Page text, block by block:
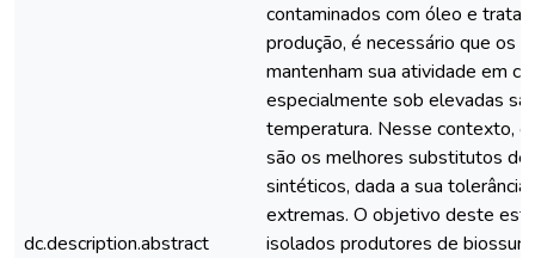
dc.description.abstract
contaminados com óleo e
produção, é necessário que os
mantenham sua atividade em
especialmente sob elevadas
temperatura. Nesse contexto,
são os melhores substitutos
sintéticos, dada a sua tolerância
extremas. O objetivo deste
isolados produtores de